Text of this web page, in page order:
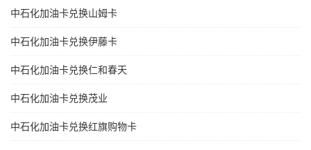
中石化加油卡兑换山姆卡
中石化加油卡兑换伊藤卡
中石化加油卡兑换仁和春天
中石化加油卡兑换茂业
中石化加油卡兑换红旗购物卡